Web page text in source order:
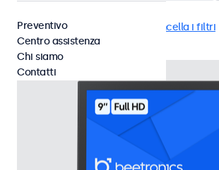
HDMI Monitor 9 pollici Cancella i filtri
Preventivo
Centro assistenza
Chi siamo
Contatti